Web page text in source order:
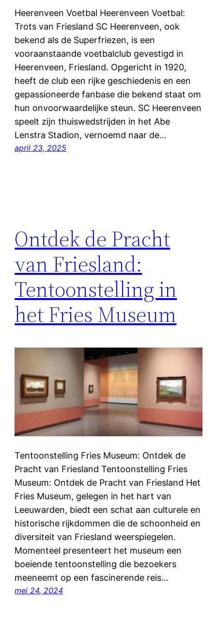
Heerenveen Voetbal Heerenveen Voetbal:
Trots van Friesland SC Heerenveen, ook
bekend als de Superfriezen, is een
vooraanstaande voetbalclub gevestigd in
Heerenveen, Friesland. Opgericht in 1920,
heeft de club een rijke geschiedenis en een
gepassioneerde fanbase die bekend staat om
hun onvoorwaardelijke steun. SC Heerenveen
speelt zijn thuiswedstrijden in het Abe
Lenstra Stadion, vernoemd naar de…
april 23, 2025
Ontdek de Pracht
van Friesland:
Tentoonstelling in
het Fries Museum
Tentoonstelling Fries Museum: Ontdek de
Pracht van Friesland Tentoonstelling Fries
Museum: Ontdek de Pracht van Friesland Het
Fries Museum, gelegen in het hart van
Leeuwarden, biedt een schat aan culturele en
historische rijkdommen die de schoonheid en
diversiteit van Friesland weerspiegelen.
Momenteel presenteert het museum een
boeiende tentoonstelling die bezoekers
meeneemt op een fascinerende reis…
mei 24, 2024